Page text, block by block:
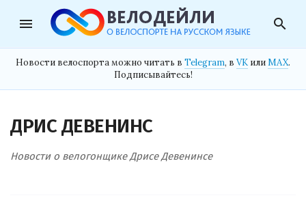
menu search
Новости велоспорта можно читать в Telegram, в VK илиMAX.
Подписывайтесь!
ДРИС ДЕВЕНИНС
Новости о велогонщике Дрисе Девенинсе